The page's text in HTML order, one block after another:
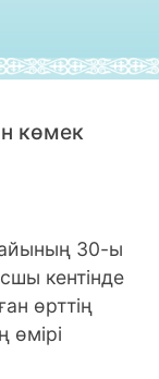
көмек
30-ы
кентінде
өрттің
өмірі